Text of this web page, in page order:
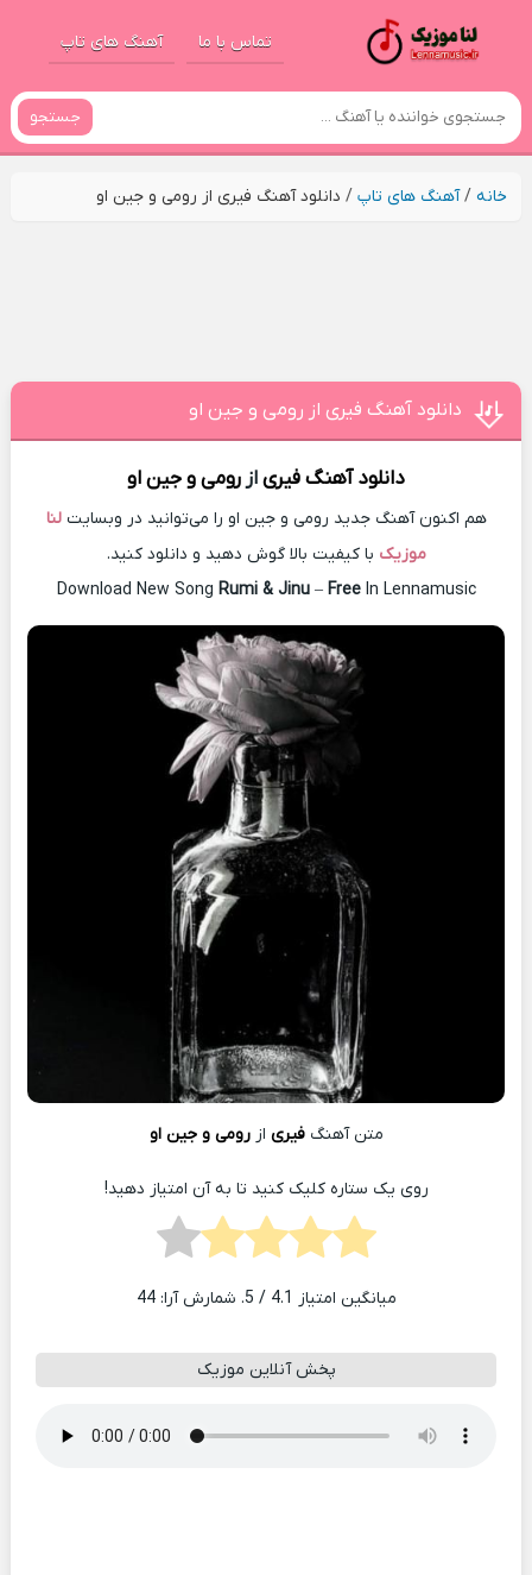
تماس با ما آهنگ های تاپ
جستجو
خانه/آهنگ های تاپ/ دانلود آهنگ فیری از رومی و جین او
دانلود آهنگ فیری از رومی و جین او
دانلود آهنگفیریازرومی و جین او
هم اکنون آهنگ جدید رومی و جین او را می‌توانید در وبسایتلنا
موزیک با کیفیت بالا گوش دهید و دانلود کنید.
Download New Song Rumi & Jinu– FreeIn Lennamusic
متن آهنگفیری ازرومی و جین او
روی یک ستاره کلیک کنید تا به آن امتیاز دهید!
میانگین امتیاز 4.1 / 5. شمارش آرا: 44
پخش آنلاین موزیک